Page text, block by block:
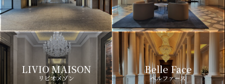
LIVIO MAISON
リビオメゾン
Belle Face
ベルファース